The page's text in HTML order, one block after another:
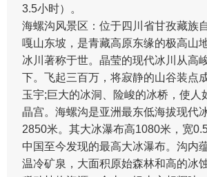
3.5小时）。
海螺沟风景区：位于四川省甘孜藏族
嘎山东坡，是青藏高原东缘的极高山
冰川著称于世。晶莹的现代冰川从高
下。飞起三百万，将寂静的山谷装点
玉宇;巨大的冰洞、险峻的冰桥，使人
晶宫。海螺沟是亚洲最东低海拔现代
2850米。其大冰瀑布高1080米，宽
中国至今发现的最高大冰瀑布。沟内
温冷矿泉，大面积原始森林和高的冰